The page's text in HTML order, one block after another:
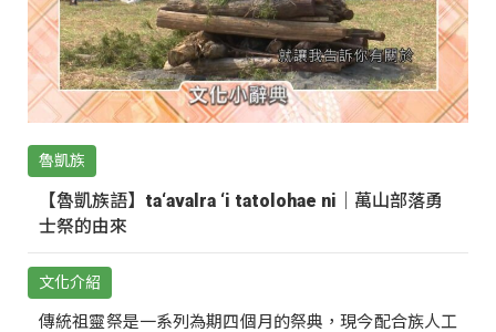
魯凱族
【魯凱族語】ta‘avalra ‘i tatolohae ni｜萬山部落勇
士祭的由來
文化介紹
傳統祖靈祭是一系列為期四個月的祭典，現今配合族人工